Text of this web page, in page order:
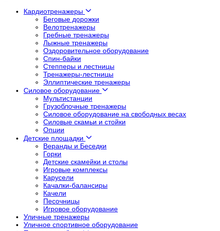
Кардиотренажеры
Беговые дорожки
Велотренажеры
Гребные тренажеры
Лыжные тренажеры
Оздоровительное оборудование
Спин-байки
Степперы и лестницы
Тренажеры-лестницы
Эллиптические тренажеры
Силовое оборудование
Мультистанции
Грузоблочные тренажеры
Силовое оборудование на свободных весах
Силовые скамьи и стойки
Опции
Детские площадки
Веранды и Беседки
Горки
Детские скамейки и столы
Игровые комплексы
Карусели
Качалки-балансиры
Качели
Песочницы
Игровое оборудование
Уличные тренажеры
Уличное спортивное оборудование